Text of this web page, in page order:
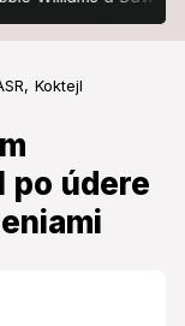
Koktejl
po údere
s